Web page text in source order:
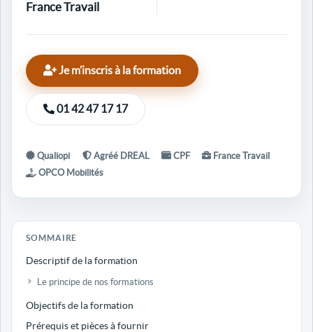
France Travail
Je m’inscris à la formation
01 42 47 17 17
Qualiopi Agréé DREAL CPF
France Travail
OPCO Mobilités
SOMMAIRE
Descriptif de la formation
Le principe de nos formations
Objectifs de la formation
Prérequis et pièces à fournir